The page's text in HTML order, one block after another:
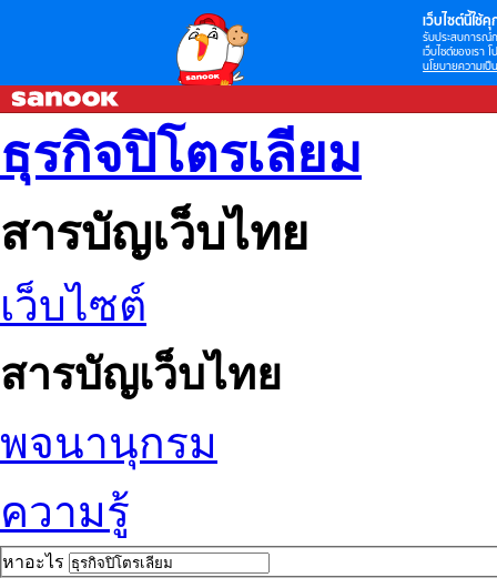
เว็บไซต์นี้ใช้คุ
รับประสบการณ์
เว็บไซต์ของเรา
นโยบายความเป็
ธุรกิจปิโตรเลียม
สารบัญเว็บไทย
เว็บไซต์
สารบัญเว็บไทย
พจนานุกรม
ความรู้
หาอะไร